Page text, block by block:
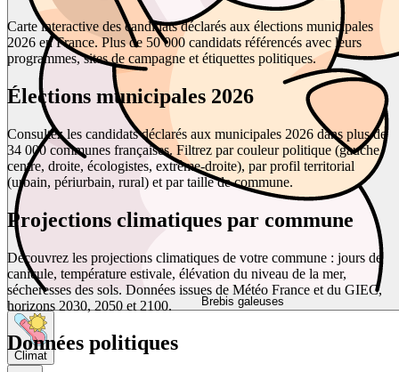
Brebis galeuses
Climat
Carte interactive des candidats déclarés aux élections municipales
2026 en France. Plus de 50 000 candidats référencés avec leurs
programmes, sites de campagne et étiquettes politiques.
Élections municipales 2026
Consultez les candidats déclarés aux municipales 2026 dans plus de
34 000 communes françaises. Filtrez par couleur politique (gauche,
centre, droite, écologistes, extrême-droite), par profil territorial
(urbain, périurbain, rural) et par taille de commune.
Projections climatiques par commune
Découvrez les projections climatiques de votre commune : jours de
canicule, température estivale, élévation du niveau de la mer,
sécheresses des sols. Données issues de Météo France et du GIEC,
horizons 2030, 2050 et 2100.
Données politiques